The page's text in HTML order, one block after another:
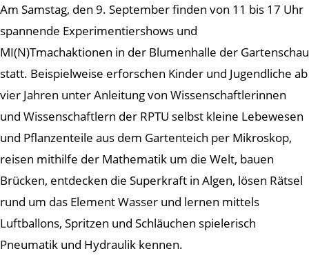
Am Samstag, den 9. September finden von 11 bis 17 Uhr
spannende Experimentiershows und
MI(N)Tmachaktionen in der Blumenhalle der Gartenschau
statt. Beispielweise erforschen Kinder und Jugendliche ab
vier Jahren unter Anleitung von Wissenschaftlerinnen
und Wissenschaftlern der RPTU selbst kleine Lebewesen
und Pflanzenteile aus dem Gartenteich per Mikroskop,
reisen mithilfe der Mathematik um die Welt, bauen
Brücken, entdecken die Superkraft in Algen, lösen Rätsel
rund um das Element Wasser und lernen mittels
Luftballons, Spritzen und Schläuchen spielerisch
Pneumatik und Hydraulik kennen.